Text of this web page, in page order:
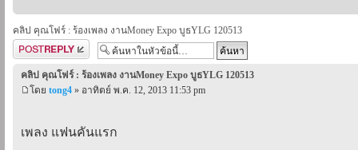
คลิป คุณโฟร์ : ร้องเพลง งานMoney Expo บูธYLG 120513
ตอบกระทู้
คลิป คุณโฟร์ : ร้องเพลง งานMoney Expo บูธYLG 120513
โดย tong4 » อาทิตย์ พ.ค. 12, 2013 11:53 pm
เพลง แฟนคันแรก